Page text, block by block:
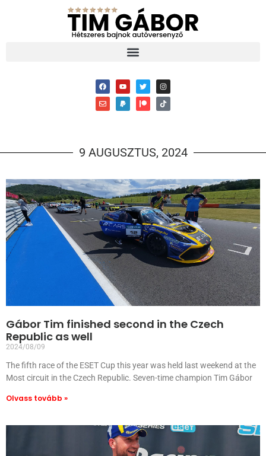
9 AUGUSZTUS, 2024
Gábor Tim finished second in the Czech
Republic as well
2024/08/09
The fifth race of the ESET Cup this year was held last weekend at the
Most circuit in the Czech Republic. Seven-time champion Tim Gábor
Olvass tovább »